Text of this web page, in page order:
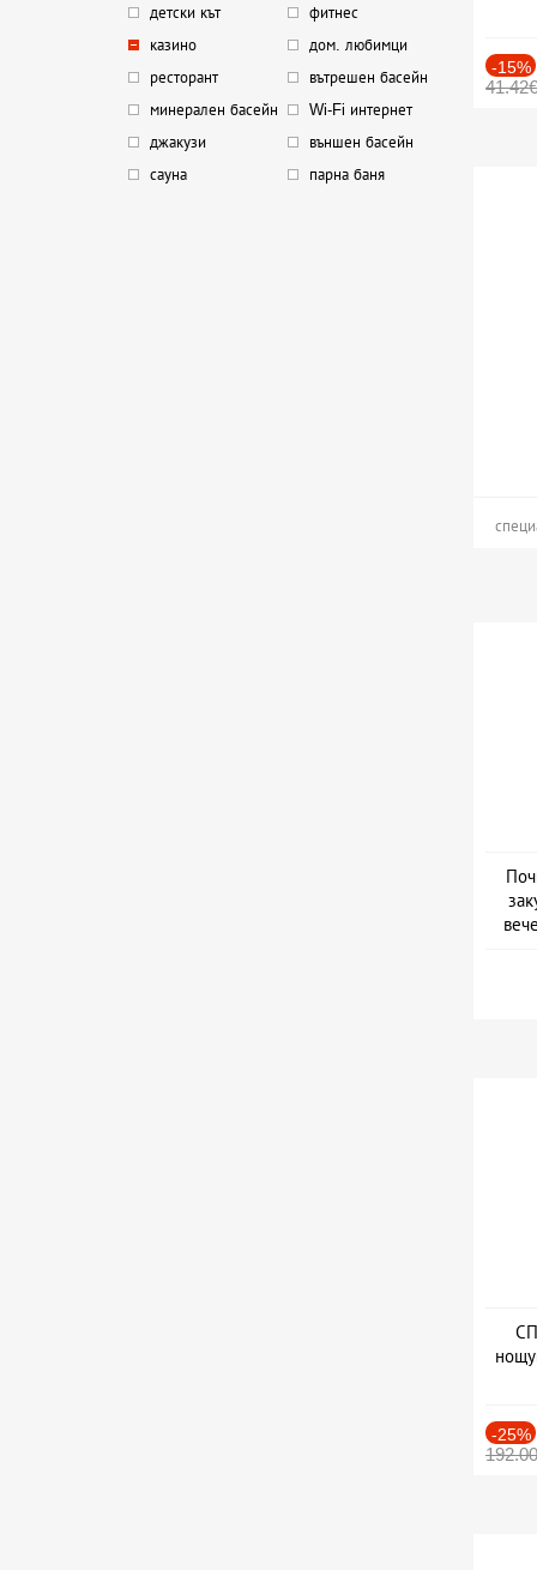
детски кът
фитнес
казино
дом. любимци
ресторант
вътрешен басейн
минерален басейн
Wi-Fi интернет
джакузи
външен басейн
сауна
парна баня
-15%
41.42€
-25%